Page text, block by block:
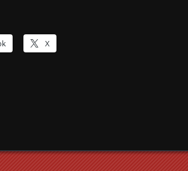
X